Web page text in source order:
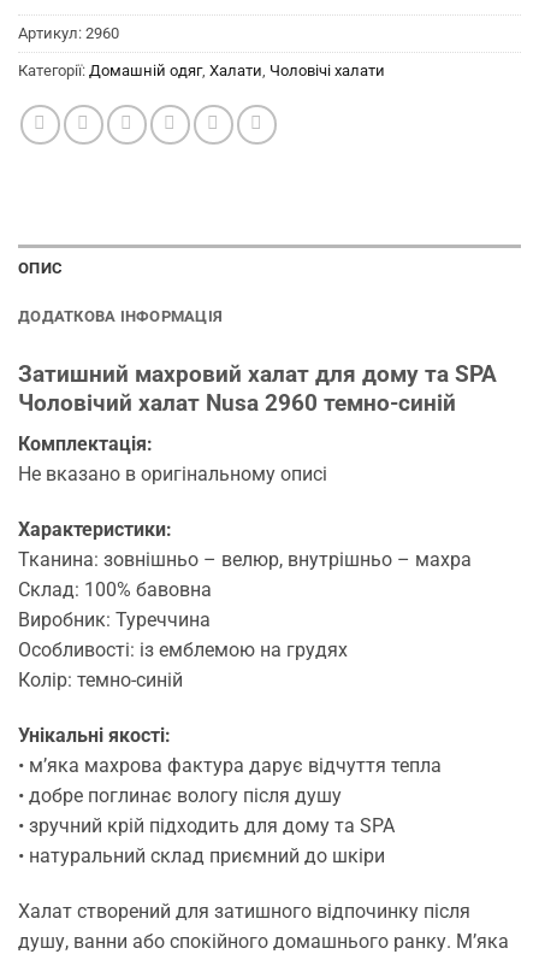
Артикул: 2960
Категорії: Домашній одяг, Халати Чоловічі халати
ОПИС
ДОДАТКОВА ІНФОРМАЦІЯ
Затишний махровий халат для дому та SPA
Чоловічий халат Nusa 2960 темно-синій
Комплектація:
Не вказано в оригінальному описі
Характеристики:
Тканина: зовнішньо – велюр, внутрішньо – махра
Склад: 100% бавовна
Виробник: Туреччина
Особливості: із емблемою на грудях
Колір: темно-синій
Унікальні якості:
• м’яка махрова фактура дарує відчуття тепла
• добре поглинає вологу після душу
• зручний крій підходить для дому та SPA
• натуральний склад приємний до шкіри
Халат створений для затишного відпочинку після
душу, ванни або спокійного домашнього ранку. М’яка